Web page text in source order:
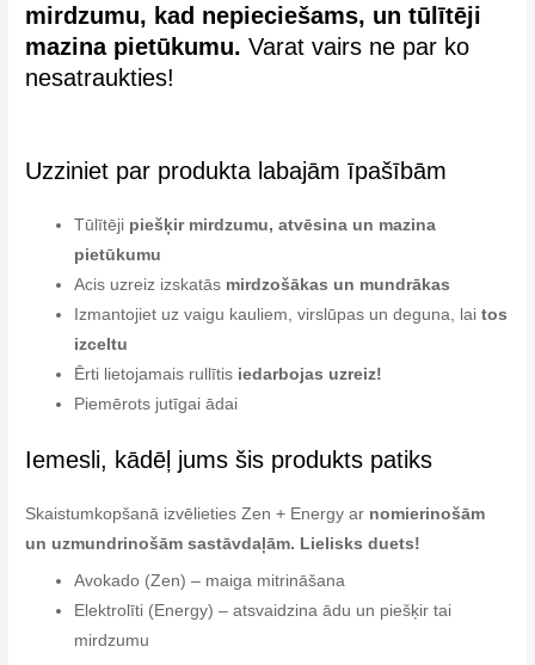
mirdzumu, kad nepieciešams, un tūlītēji
mazina pietūkumu. Varat vairs ne par ko
nesatraukties!
Uzziniet par produkta labajām īpašībām
Tūlītēji piešķir mirdzumu, atvēsina un mazina
pietūkumu
Acis uzreiz izskatās mirdzošākas un mundrākas
Izmantojiet uz vaigu kauliem, virslūpas un deguna, laitos
izceltu
Ērti lietojamais rullītis iedarbojas uzreiz!
Piemērots jutīgai ādai
Iemesli, kādēļ jums šis produkts patiks
Skaistumkopšanā izvēlieties Zen + Energy ar nomierinošām
un uzmundrinošām sastāvdaļām. Lielisks duets!
Avokado (Zen) – maiga mitrināšana
Elektrolīti (Energy) – atsvaidzina ādu un piešķir tai
mirdzumu